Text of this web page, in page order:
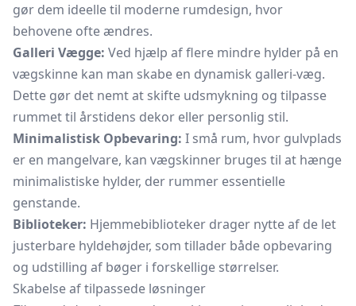
gør dem ideelle til moderne rumdesign, hvor
behovene ofte ændres.
Galleri Vægge: Ved hjælp af flere mindre hylder på en
vægskinne kan man skabe en dynamisk galleri-væg.
Dette gør det nemt at skifte udsmykning og tilpasse
rummet til årstidens dekor eller personlig stil.
Minimalistisk Opbevaring: I små rum, hvor gulvplads
er en mangelvare, kan vægskinner bruges til at hænge
minimalistiske hylder, der rummer essentielle
genstande.
Biblioteker: Hjemmebiblioteker drager nytte af de let
justerbare hyldehøjder, som tillader både opbevaring
og udstilling af bøger i forskellige størrelser.
Skabelse af tilpassede løsninger